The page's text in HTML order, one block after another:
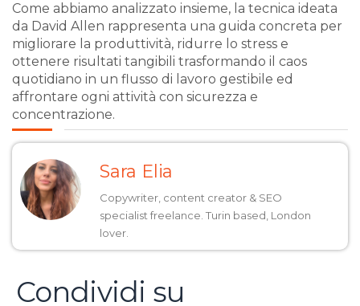
Come abbiamo analizzato insieme, la tecnica ideata
da David Allen rappresenta una guida concreta per
migliorare la produttività, ridurre lo stress e
ottenere risultati tangibili trasformando il caos
quotidiano in un flusso di lavoro gestibile ed
affrontare ogni attività con sicurezza e
concentrazione.
Sara Elia
Copywriter, content creator & SEO
specialist freelance. Turin based, London
lover.
Condividi su